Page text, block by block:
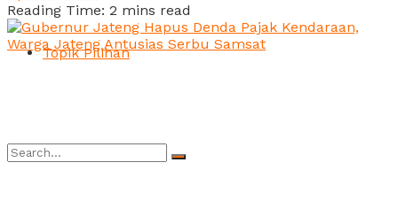
Topik Pilihan
Reading Time: 2 mins read